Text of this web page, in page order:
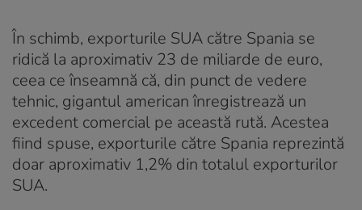
În schimb, exporturile SUA către Spania se
ridică la aproximativ 23 de miliarde de euro,
ceea ce înseamnă că, din punct de vedere
tehnic, gigantul american înregistrează un
excedent comercial pe această rută. Acestea
fiind spuse, exporturile către Spania reprezintă
doar aproximativ 1,2% din totalul exporturilor
SUA.